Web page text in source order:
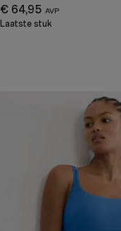
€ 64,95
Laatste stuk